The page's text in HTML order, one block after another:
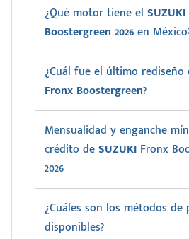
¿Qué motor tiene el
Boostergreen 2026en
¿Cuál fue el último rediseño
Fronx Boostergreen?
Mensualidad y enganche
crédito deSUZUKI Fronx
2026
¿Cuáles son los métodos de
disponibles?